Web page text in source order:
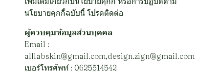
นโยบายคุกกี้ฉบับนี้ โปรดติดต่อ
ผู้ควบคุมข้อมูลส่วนบุคคล
Email :
alllabskin@gmail.com,design.zign@gmail.com
เบอร์โทรศัพท์ : 0625514542